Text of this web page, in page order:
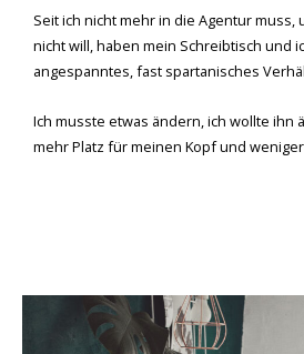
Seit ich nicht mehr in die Agentur muss,
nicht will, haben mein Schreibtisch und
angespanntes, fast spartanisches
Ich musste etwas ändern, ich wollte ihn
mehr Platz für meinen Kopf und